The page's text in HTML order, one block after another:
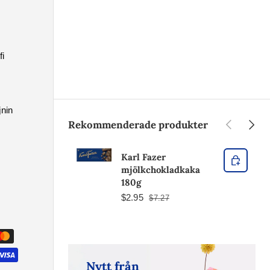
Rekommenderade produkter TidigareNästa
Karl Fazer
mjölkchokladkaka
180g
$2.95 $7.27
Nytt från